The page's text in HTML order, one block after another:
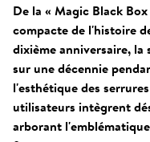
De la « Magic Black
compacte de l'histoire
dixième anniversaire,
sur une décennie
l'esthétique des
utilisateurs intègrent
arborant